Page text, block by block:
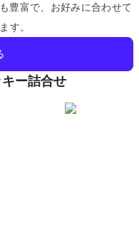
豊富で、お好みに合わせて
す。
ー詰合せ